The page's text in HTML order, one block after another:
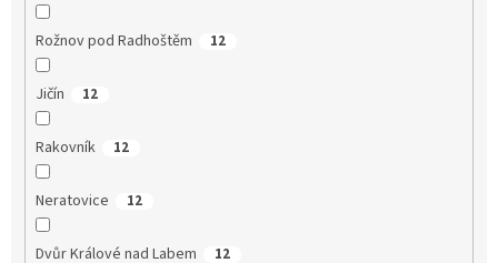
Rožnov pod Radhoštěm 12
Jičín 12
Rakovník 12
Neratovice 12
Dvůr Králové nad Labem 12